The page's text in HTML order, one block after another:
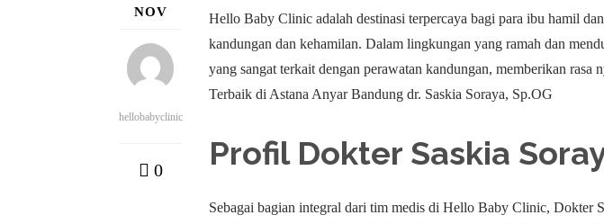
NOV
hellobabyclinic
0
Hello Baby Clinic adalah destinasi terpercaya bagi para ibu hamil
kandungan dan kehamilan. Dalam lingkungan yang ramah dan
yang sangat terkait dengan perawatan kandungan, memberikan
Terbaik di Astana Anyar Bandung dr. Saskia Soraya, Sp.OG
Profil Dokter Saskia
Sebagai bagian integral dari tim medis di Hello Baby Clinic, Dokter